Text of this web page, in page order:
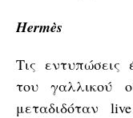
Hermès
Τις εντυπώσεις
του γαλλικού
μεταδιδόταν